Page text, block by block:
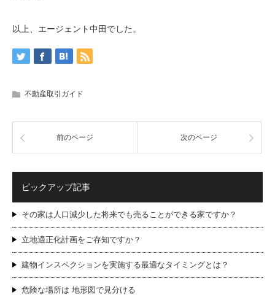
以上、エージェント中田でした。
不動産取引ガイド
前のページ 次のページ
ピックアップ記事
その家は人口減少した将来でも売ることができる家ですか？
立地適正化計画をご存知ですか？
建物インスペクションを実施する最適なタイミングとは？
危険な場所は 地形図で見分ける